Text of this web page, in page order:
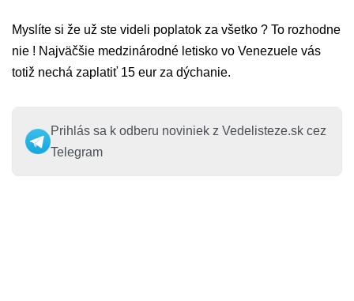
Myslíte si že už ste videli poplatok za všetko ? To rozhodne
nie ! Najväčšie medzinárodné letisko vo Venezuele vás
totiž nechá zaplatiť 15 eur za dýchanie.
Prihlás sa k odberu noviniek z Vedelisteze.sk cez
Telegram